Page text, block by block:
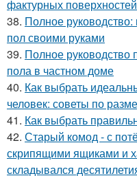
фактурных
38. Полное руководство:
пол своими руками
39. Полное руководство
пола в частном доме
40. Как выбрать
человек: советы по
41. Как выбрать
42. Старый комод - с
скрипящими ящиками и
складывался